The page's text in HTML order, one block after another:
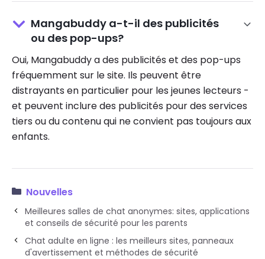
Mangabuddy a-t-il des publicités
ou des pop-ups?
Oui, Mangabuddy a des publicités et des pop-ups
fréquemment sur le site. Ils peuvent être
distrayants en particulier pour les jeunes lecteurs -
et peuvent inclure des publicités pour des services
tiers ou du contenu qui ne convient pas toujours aux
enfants.
Nouvelles
Meilleures salles de chat anonymes: sites, applications
et conseils de sécurité pour les parents
Chat adulte en ligne : les meilleurs sites, panneaux
d'avertissement et méthodes de sécurité